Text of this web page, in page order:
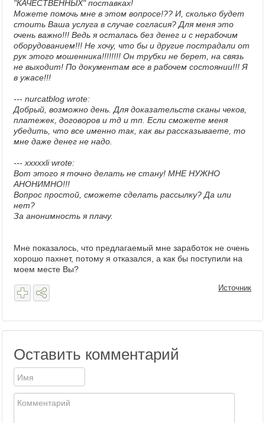
"КАЧЕСТВЕННЫХ" поставках!
Можете помочь мне в этом вопросе!?? И, сколько будет
стоить Ваша услуга в случае согласия? Для меня это
очень важно!!! Ведь я осталась без денег и с нерабочим
оборудованием!!! Не хочу, что бы и другие пострадали от
рук этого мошенника!!!!!!!! Он трубки не берет, на связь
не выходит! По документам все в рабочем состоянии!!! Я
в ужасе!!!
--- nurcatblog wrote:
Добрый, возможно день. Для доказательств сканы чеков,
платежек, договоров и тд и тп. Если сможете меня
убедить, что все именно так, как вы рассказываете, то
мне даже денег не надо.
--- хххххli wrote:
Вот этого я точно делать не стану! МНЕ НУЖНО
АНОНИМНО!!!
Вопрос простой, сможете сделать рассылку? Да или
нет?
За анонимность я плачу.
Мне показалось, что предлагаемый мне заработок не очень
хорошо пахнет, потому я отказался, а как бы поступили на
моем месте Вы?
Источник
Оставить комментарий